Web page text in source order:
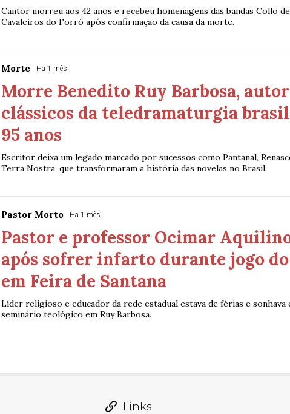
Cantor morreu aos 42 anos e recebeu homenagens das bandas Collo
Cavaleiros do Forró após confirmação da causa da morte.
Morte Há 1 mês
Morre Benedito Ruy Barbosa,
clássicos da teledramaturgia
95 anos
Escritor deixa um legado marcado por sucessos como Pantanal,
Terra Nostra, que transformaram a história das novelas no Brasil.
Pastor Morto Há 1 mês
Pastor e professor Ocimar
após sofrer infarto durante jogo
em Feira de Santana
Líder religioso e educador da rede estadual estava de férias e sonhava
seminário teológico em Ruy Barbosa.
Links